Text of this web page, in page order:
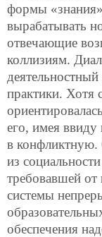
формы
вырабатывать
отвечающие
коллизиям.
практики. Хотя
его, имея ввиду
в конфликтную.
из
требовавшей от
системы
обеспечения